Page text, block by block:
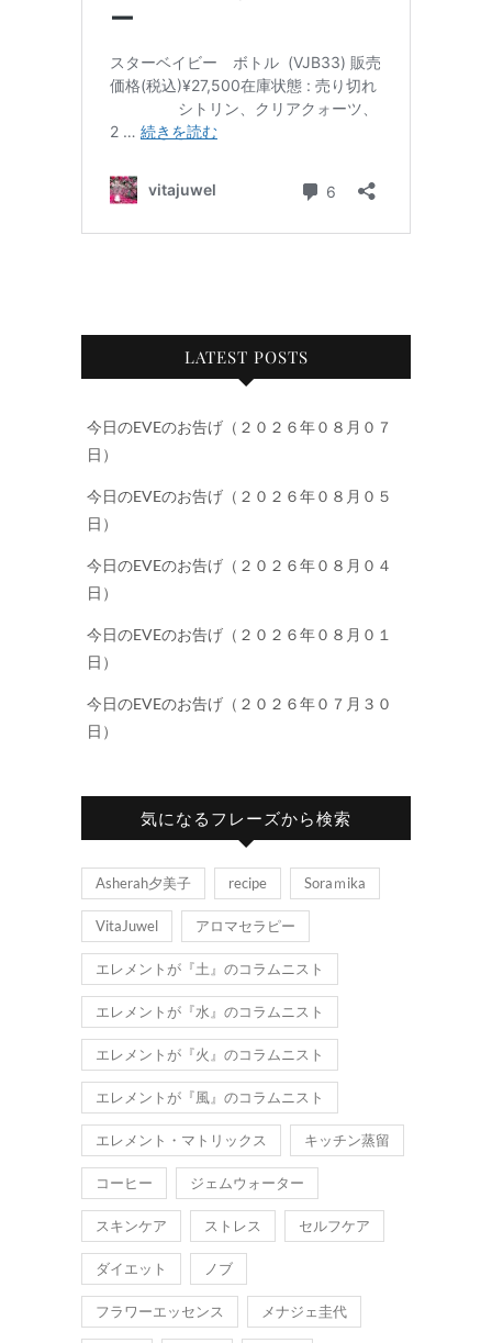
LATEST POSTS
今日のEVEのお告げ（２０２６年０８月０７
日）
今日のEVEのお告げ（２０２６年０８月０５
日）
今日のEVEのお告げ（２０２６年０８月０４
日）
今日のEVEのお告げ（２０２６年０８月０１
日）
今日のEVEのお告げ（２０２６年０７月３０
日）
気になるフレーズから検索
Asherah夕美子 recipe Soraｍika
VitaJuwel アロマセラピー
エレメントが『土』のコラムニスト
エレメントが『水』のコラムニスト
エレメントが『火』のコラムニスト
エレメントが『風』のコラムニスト
エレメント・マトリックス キッチン蒸留
コーヒー ジェムウォーター
スキンケア ストレス セルフケア
ダイエット ノブ
フラワーエッセンス メナジェ圭代